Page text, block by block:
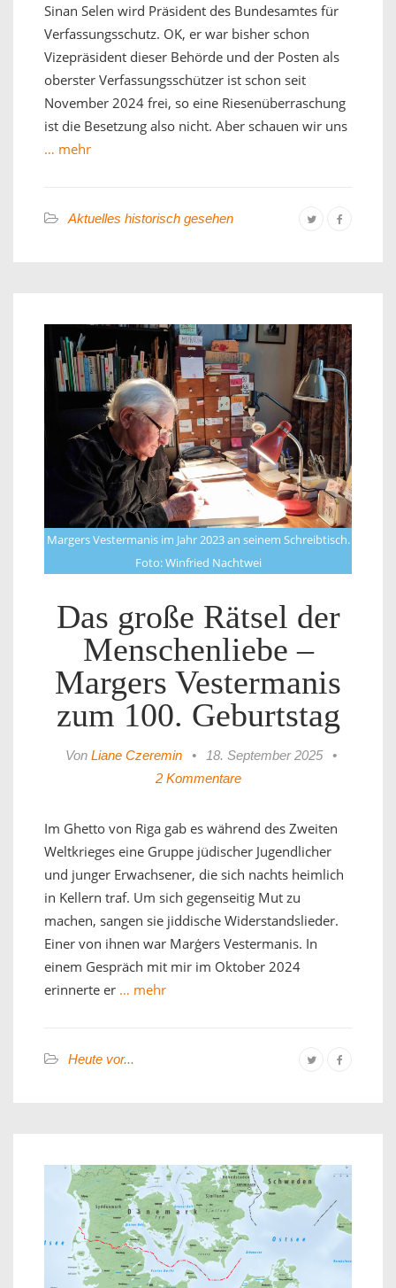
Sinan Selen wird Präsident des Bundesamtes für
Verfassungsschutz. OK, er war bisher schon
Vizepräsident dieser Behörde und der Posten als
oberster Verfassungsschützer ist schon seit
November 2024 frei, so eine Riesenüberraschung
ist die Besetzung also nicht. Aber schauen wir uns
… mehr
Aktuelles historisch gesehen
Margers Vestermanis im Jahr 2023 an seinem Schreibtisch.
Foto: Winfried Nachtwei
Das große Rätsel der
Menschenliebe –
Margers Vestermanis
zum 100. Geburtstag
Von Liane Czeremin • 18. September 2025
•
2 Kommentare
Im Ghetto von Riga gab es während des Zweiten
Weltkrieges eine Gruppe jüdischer Jugendlicher
und junger Erwachsener, die sich nachts heimlich
in Kellern traf. Um sich gegenseitig Mut zu
machen, sangen sie jiddische Widerstandslieder.
Einer von ihnen war Marģers Vestermanis. In
einem Gespräch mit mir im Oktober 2024
erinnerte er … mehr
Heute vor...